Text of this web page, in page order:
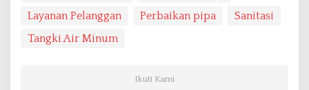
Layanan Pelanggan
Perbaikan pipa
Sanitasi
Tangki Air Minum
Ikuti Kami